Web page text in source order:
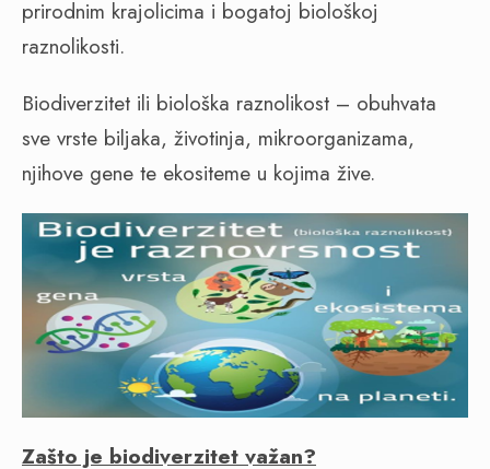
prirodnim krajolicima i bogatoj biološkoj
raznolikosti.
Biodiverzitet ili biološka raznolikost – obuhvata
sve vrste biljaka, životinja, mikroorganizama,
njihove gene te ekositeme u kojima žive.
Zašto je biodiverzitet važan?